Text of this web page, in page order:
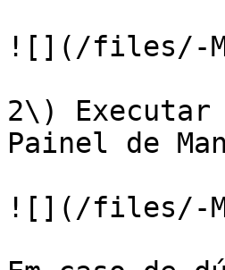
![](/files/-
2\) Executar
Painel de
![](/files/-